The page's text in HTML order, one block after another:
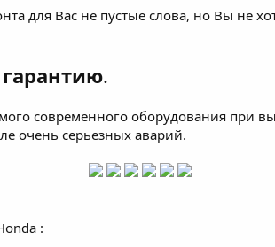
для Вас не пустые слова, но Вы не
.
современного оборудования при
очень серьезных аварий.
: